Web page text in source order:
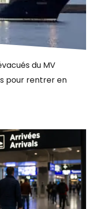
du MV
pour rentrer en